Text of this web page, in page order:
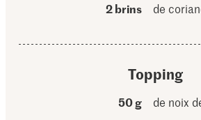
2 brins
de
Topping
50 g
de noix